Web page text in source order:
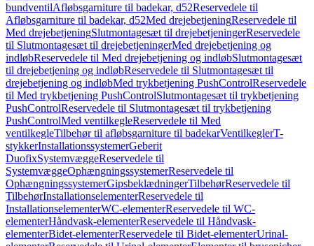
bundventilAfløbsgarniture til badekar, d52Reservedele til
Afløbsgarniture til badekar, d52Med drejebetjeningReservedele til
Med drejebetjeningSlutmontagesæt til drejebetjeningerReservedele
til Slutmontagesæt til drejebetjeningerMed drejebetjening og
indløbReservedele til Med drejebetjening og indløbSlutmontagesæt
til drejebetjening og indløbReservedele til Slutmontagesæt til
drejebetjening og indløbMed trykbetjening PushControlReservedele
til Med trykbetjening PushControlSlutmontagesæt til trykbetjening
PushControlReservedele til Slutmontagesæt til trykbetjening
PushControlMed ventilkegleReservedele til Med
ventilkegleTilbehør til afløbsgarniture til badekarVentilkeglerT-
stykkerInstallationssystemerGeberit
DuofixSystemvæggeReservedele til
SystemvæggeOphængningssystemerReservedele til
OphængningssystemerGipsbeklædningerTilbehørReservedele til
TilbehørInstallationselementerReservedele til
InstallationselementerWC-elementerReservedele til WC-
elementerHåndvask-elementerReservedele til Håndvask-
elementerBidet-elementerReservedele til Bidet-elementerUrinal-